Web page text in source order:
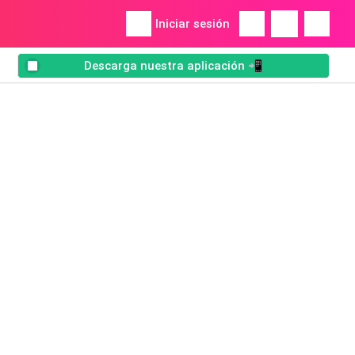
Iniciar sesión
Descarga nuestra aplicación 📲